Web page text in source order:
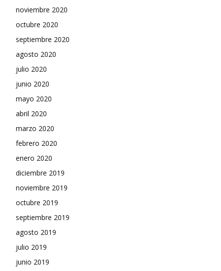
noviembre 2020
octubre 2020
septiembre 2020
agosto 2020
julio 2020
junio 2020
mayo 2020
abril 2020
marzo 2020
febrero 2020
enero 2020
diciembre 2019
noviembre 2019
octubre 2019
septiembre 2019
agosto 2019
julio 2019
junio 2019